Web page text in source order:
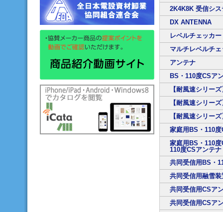
2K4K8K 受信シス
DX ANTENNA
レベルチェッカー
マルチレベルチ
アンテナ
BS・110度CSア
【耐風速シリー
【耐風速シリー
【耐風速シリー
家庭用BS・110
家庭用BS・110
110度CSアンテナ
共同受信用BS・
共同受信用融雪
共同受信用CSア
共同受信用CSア